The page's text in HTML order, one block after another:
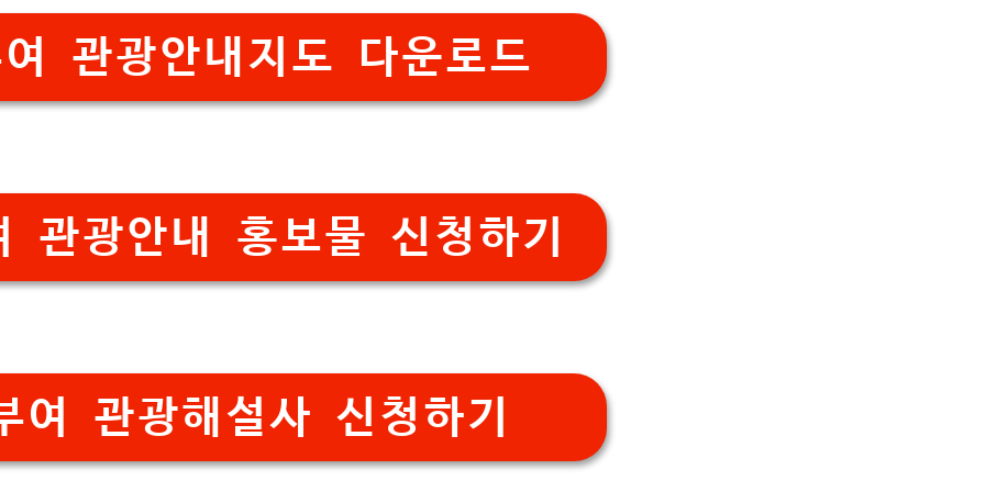
관광안내지도 다운로드
관광안내 홍보물 신청하기
여 관광해설사 신청하기